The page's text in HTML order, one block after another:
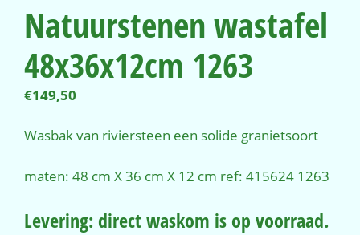
Natuurstenen wastafel
48x36x12cm 1263
€149,50
Wasbak van riviersteen een solide granietsoort
maten: 48 cm X 36 cm X 12 cm ref: 415624 1263
Levering: direct waskom is op voorraad.